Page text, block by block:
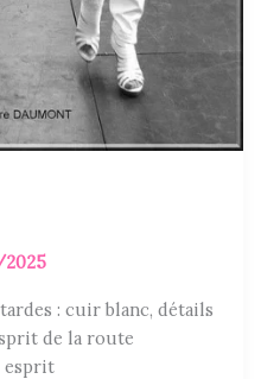
: cuir blanc, détails
de la route
esprit